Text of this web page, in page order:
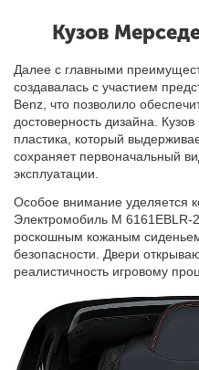
Кузов
Далее с главными
создавалась с участием
Benz, что позволило
достоверность дизайна.
пластика, который
сохраняет первоначальный
эксплуатации.
Особое внимание уделяется
Электромобиль M 6161EBLR-
роскошным кожаным
безопасности. Двери
реалистичность игровому